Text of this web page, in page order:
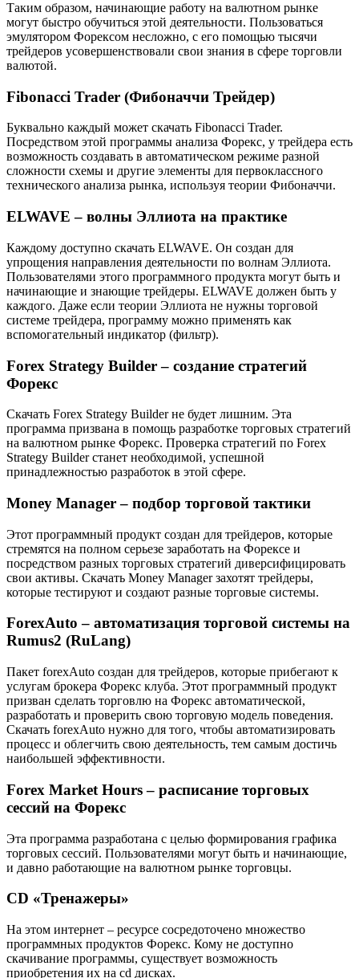
Таким образом, начинающие работу на валютном рынке
могут быстро обучиться этой деятельности. Пользоваться
эмулятором Форексом несложно, с его помощью тысячи
трейдеров усовершенствовали свои знания в сфере торговли
валютой.
Fibonacci Trader (Фибоначчи Трейдер)
Буквально каждый может скачать Fibonacci Trader.
Посредством этой программы анализа Форекс, у трейдера есть
возможность создавать в автоматическом режиме разной
сложности схемы и другие элементы для первоклассного
технического анализа рынка, используя теории Фибоначчи.
ELWAVE – волны Эллиота на практике
Каждому доступно скачать ELWAVE. Он создан для
упрощения направления деятельности по волнам Эллиота.
Пользователями этого программного продукта могут быть и
начинающие и знающие трейдеры. ELWAVE должен быть у
каждого. Даже если теории Эллиота не нужны торговой
системе трейдера, программу можно применять как
вспомогательный индикатор (фильтр).
Forex Strategy Builder – создание стратегий
Форекс
Скачать Forex Strategy Builder не будет лишним. Эта
программа призвана в помощь разработке торговых стратегий
на валютном рынке Форекс. Проверка стратегий по Forex
Strategy Builder станет необходимой, успешной
принадлежностью разработок в этой сфере.
Money Manager – подбор торговой тактики
Этот программный продукт создан для трейдеров, которые
стремятся на полном серьезе заработать на Форексе и
посредством разных торговых стратегий диверсифицировать
свои активы. Скачать Money Manager захотят трейдеры,
которые тестируют и создают разные торговые системы.
ForexAuto – автоматизация торговой системы на
Rumus2 (RuLang)
Пакет forexAuto создан для трейдеров, которые прибегают к
услугам брокера Форекс клуба. Этот программный продукт
призван сделать торговлю на Форекс автоматической,
разработать и проверить свою торговую модель поведения.
Скачать forexAuto нужно для того, чтобы автоматизировать
процесс и облегчить свою деятельность, тем самым достичь
наибольшей эффективности.
Forex Market Hours – расписание торговых
сессий на Форекс
Эта программа разработана с целью формирования графика
торговых сессий. Пользователями могут быть и начинающие,
и давно работающие на валютном рынке торговцы.
CD «Тренажеры»
На этом интернет – ресурсе сосредоточено множество
программных продуктов Форекс. Кому не доступно
скачивание программы, существует возможность
приобретения их на cd дисках.